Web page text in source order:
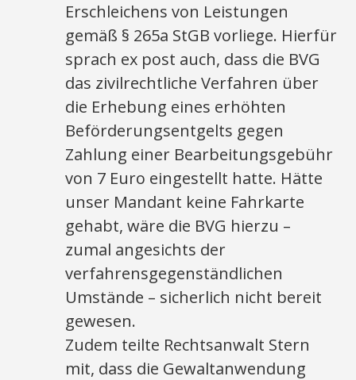
Erschleichens von Leistungen
gemäß § 265a StGB vorliege. Hierfür
sprach ex post auch, dass die BVG
das zivilrechtliche Verfahren über
die Erhebung eines erhöhten
Beförderungsentgelts gegen
Zahlung einer Bearbeitungsgebühr
von 7 Euro eingestellt hatte. Hätte
unser Mandant keine Fahrkarte
gehabt, wäre die BVG hierzu –
zumal angesichts der
verfahrensgegenständlichen
Umstände – sicherlich nicht bereit
gewesen.
Zudem teilte Rechtsanwalt Stern
mit, dass die Gewaltanwendung